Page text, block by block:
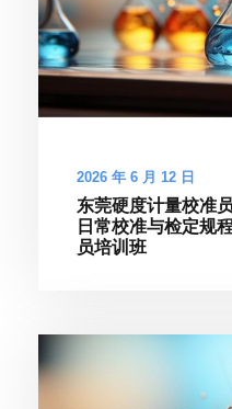
2026 年 6 月 12 日
东莞硬度计量校准
日常校准与检定规
员培训班